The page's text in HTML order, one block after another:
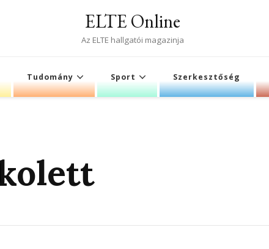
ELTE Online
Az ELTE hallgatói magazinja
Tudomány Sport Szerkesztőség